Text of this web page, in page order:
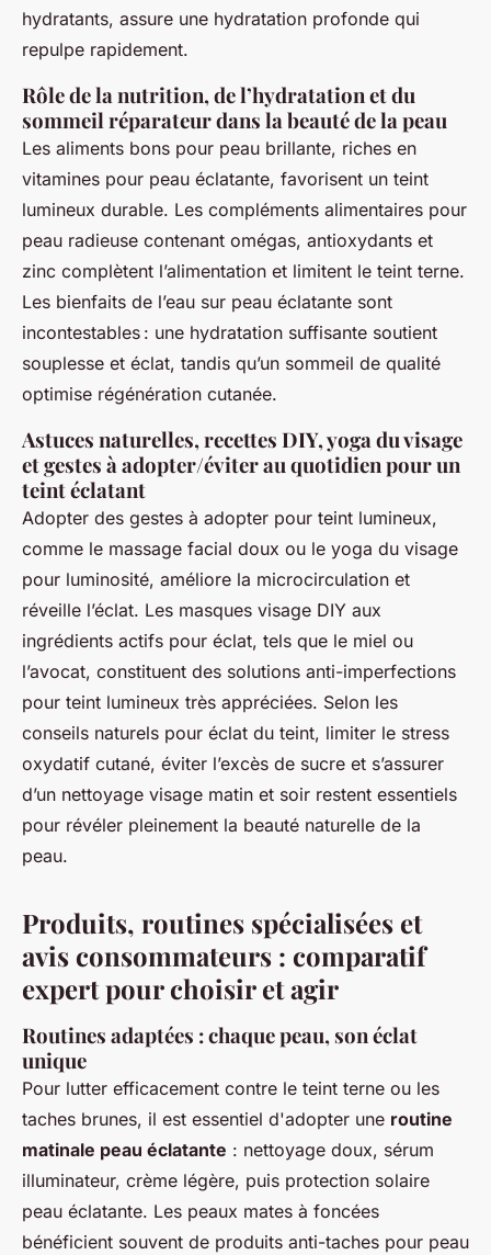
hydratants, assure une hydratation profonde qui
repulpe rapidement.
Rôle de la nutrition, de l’hydratation et du
sommeil réparateur dans la beauté de la peau
Les aliments bons pour peau brillante, riches en
vitamines pour peau éclatante, favorisent un teint
lumineux durable. Les compléments alimentaires pour
peau radieuse contenant omégas, antioxydants et
zinc complètent l’alimentation et limitent le teint terne.
Les bienfaits de l’eau sur peau éclatante sont
incontestables : une hydratation suffisante soutient
souplesse et éclat, tandis qu’un sommeil de qualité
optimise régénération cutanée.
Astuces naturelles, recettes DIY, yoga du visage
et gestes à adopter/éviter au quotidien pour un
teint éclatant
Adopter des gestes à adopter pour teint lumineux,
comme le massage facial doux ou le yoga du visage
pour luminosité, améliore la microcirculation et
réveille l’éclat. Les masques visage DIY aux
ingrédients actifs pour éclat, tels que le miel ou
l’avocat, constituent des solutions anti-imperfections
pour teint lumineux très appréciées. Selon les
conseils naturels pour éclat du teint, limiter le stress
oxydatif cutané, éviter l’excès de sucre et s’assurer
d’un nettoyage visage matin et soir restent essentiels
pour révéler pleinement la beauté naturelle de la
peau.
Produits, routines spécialisées et
avis consommateurs : comparatif
expert pour choisir et agir
Routines adaptées : chaque peau, son éclat
unique
Pour lutter efficacement contre le teint terne ou les
taches brunes, il est essentiel d'adopter une routine
matinale peau éclatante : nettoyage doux, sérum
illuminateur, crème légère, puis protection solaire
peau éclatante. Les peaux mates à foncées
bénéficient souvent de produits anti-taches pour peau